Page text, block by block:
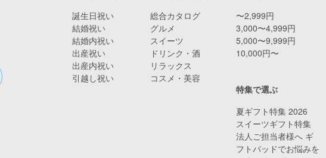
誕生日祝い
結婚祝い
結婚内祝い
出産祝い
出産内祝い
引越し祝い
〜2,999円
3,000〜4,999円
5,000〜9,999円
10,000円〜
総合カタログ
グルメ
スイーツ
ドリンク・酒
リラックス
コスメ・美容
特集で選ぶ
夏ギフト特集 2026
スイーツギフト特集
法人ご担当者様へ ギ
フトパッドでお悩みを